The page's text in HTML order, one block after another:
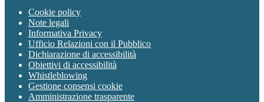
Cookie policy
Note legali
Informativa Privacy
Ufficio Relazioni con il Pubblico
Dichiarazione di accessibilità
Obiettivi di accessibilità
Whistleblowing
Gestione consensi cookie
Amministrazione trasparente